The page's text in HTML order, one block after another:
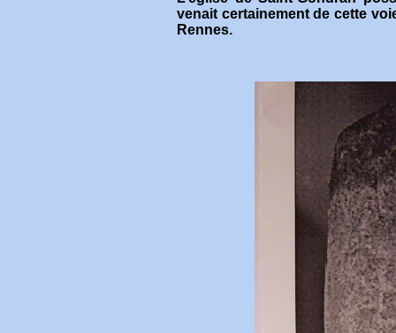
venait certainement de cette
Rennes.